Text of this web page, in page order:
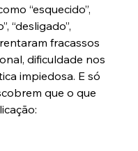
“esquecido”,
“desligado”,
fracassos
dificuldade nos
impiedosa. E só
que o que